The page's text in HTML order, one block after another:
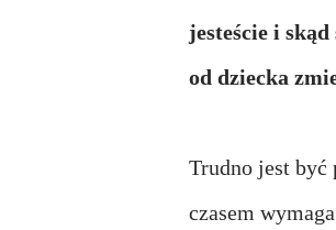
jesteście i
od dziecka
Trudno jest być
czasem